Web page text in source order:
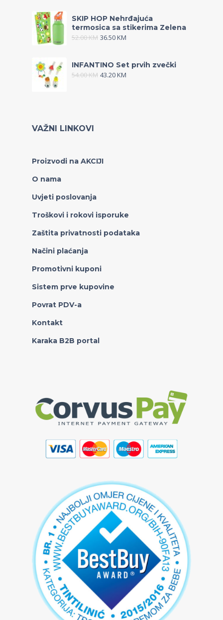
SKIP HOP Nehrđajuća
termosica sa stikerima Zelena
52.00KM 36.50KM
INFANTINO Set prvih zvečki
54.00KM 43.20KM
VAŽNI LINKOVI
Proizvodi na AKCIJI
O nama
Uvjeti poslovanja
Troškovi i rokovi isporuke
Zaštita privatnosti podataka
Načini plaćanja
Promotivni kuponi
Sistem prve kupovine
Povrat PDV-a
Kontakt
Karaka B2B portal